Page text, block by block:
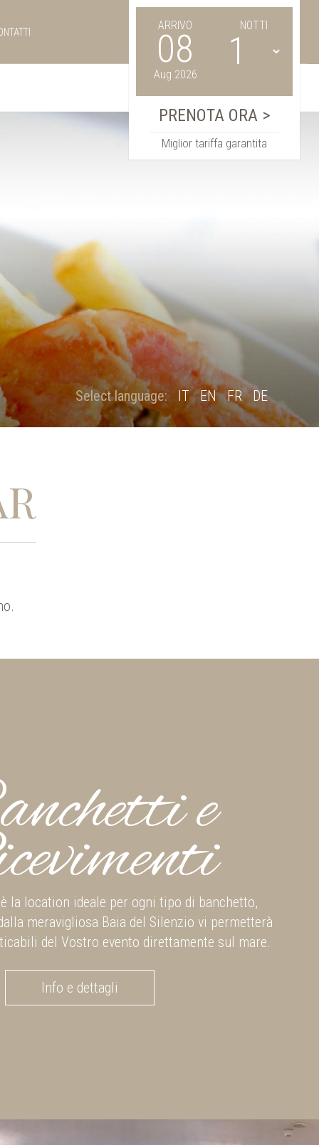
ARRIVO
08
Aug 2026
NOTTI
Miglior tariffa garantita
Select language: IT EN FR DE
e
la location ideale per ogni tipo di banchetto,
meravigliosa Baia del Silenzio vi permetterà
del Vostro evento direttamente sul mare.
Info e dettagli